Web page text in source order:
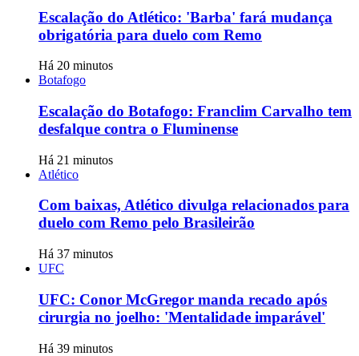
Escalação do Atlético: 'Barba' fará mudança
obrigatória para duelo com Remo
Há 20 minutos
Botafogo
Escalação do Botafogo: Franclim Carvalho tem
desfalque contra o Fluminense
Há 21 minutos
Atlético
Com baixas, Atlético divulga relacionados para
duelo com Remo pelo Brasileirão
Há 37 minutos
UFC
UFC: Conor McGregor manda recado após
cirurgia no joelho: 'Mentalidade imparável'
Há 39 minutos